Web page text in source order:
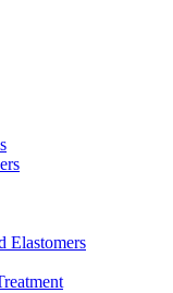
Elastomers